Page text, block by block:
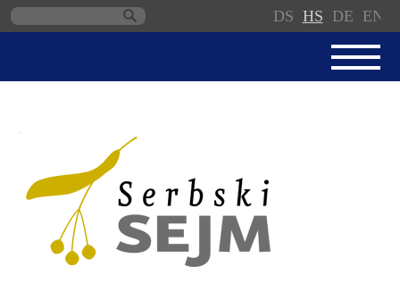
DS HS DE EN
SERBSKI SEJM
JEDNANSKI PORJAD
PROTOKOLE / WOBZAMKNJENJA
DARY